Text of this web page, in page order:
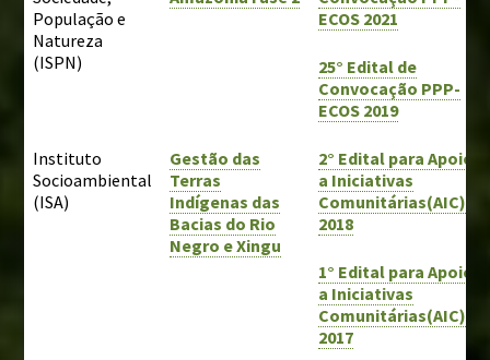
População e
Natureza
(ISPN)
ECOS 2021
25° Edital de
Convocação PPP-
ECOS 2019
Instituto
Socioambiental
(ISA)
Gestão das
Terras
Indígenas das
Bacias do Rio
Negro e Xingu
2° Edital para Apoio
a Iniciativas
Comunitárias(AIC)
2018
1° Edital para Apoio
a Iniciativas
Comunitárias(AIC)
2017